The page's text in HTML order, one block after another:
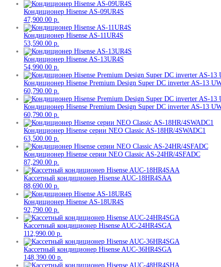
Кондиционер Hisense AS-09UR4S
47,900.00 р.
Кондиционер Hisense AS-11UR4S
53,590.00 р.
Кондиционер Hisense AS-13UR4S
54,990.00 р.
Кондиционер Hisense Premium Design Super DC inverter AS-13
60,790.00 р.
Кондиционер Hisense Premium Design Super DC inverter AS-13
60,790.00 р.
Кондиционер Hisense серии NEO Classic AS-18HR/4SWADC1
63,500.00 р.
Кондиционер Hisense серии NEO Classic AS-24HR/4SFADC
87,290.00 р.
Кассетный кондиционер Hisense AUC-18HR4SAA
88,690.00 р.
Кондиционер Hisense AS-18UR4S
92,790.00 р.
Кассетный кондиционер Hisense AUC-24HR4SGA
112,990.00 р.
Кассетный кондиционер Hisense AUC-36HR4SGA
148,390.00 р.